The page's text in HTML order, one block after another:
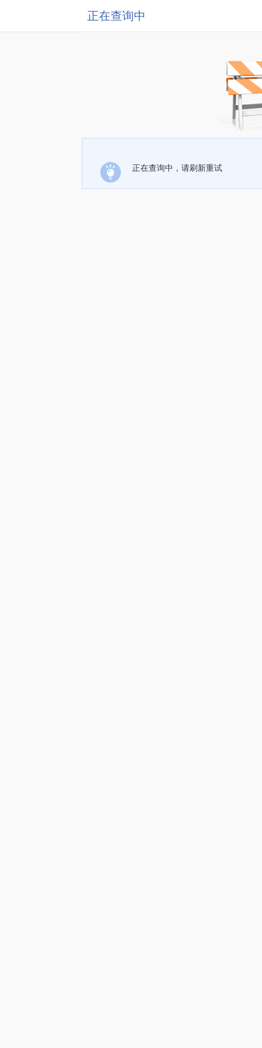
正在查询中
正在查询中，请刷新重试